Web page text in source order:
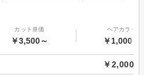
カット単価
￥3,500～
ヘアカラー
￥1,000～
￥2,000